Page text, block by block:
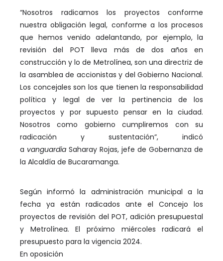
“Nosotros radicamos los proyectos conforme
nuestra obligación legal, conforme a los procesos
que hemos venido adelantando, por ejemplo, la
revisión del POT lleva más de dos años en
construcción y lo de Metrolínea, son una directriz de
la asamblea de accionistas y del Gobierno Nacional.
Los concejales son los que tienen la responsabilidad
política y legal de ver la pertinencia de los
proyectos y por supuesto pensar en la ciudad.
Nosotros como gobierno cumpliremos con su
radicación y sustentación”, indicó
a vanguardia Saharay Rojas, jefe de Gobernanza de
la Alcaldía de Bucaramanga.
Según informó la administración municipal a la
fecha ya están radicados ante el Concejo los
proyectos de revisión del POT, adición presupuestal
y Metrolínea. El próximo miércoles radicará el
presupuesto para la vigencia 2024.
En oposición